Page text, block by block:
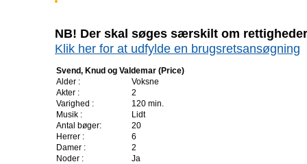
NB! Der skal søges særskilt om
Klik her for at udfylde en brugsretsansøgning
Svend, Knud og Valdemar (Price)
Alder :
Voksne
Akter :
2
Varighed :
120 min.
Musik :
Lidt
Antal bøger:
20
Herrer :
6
Damer :
2
Noder :
Ja